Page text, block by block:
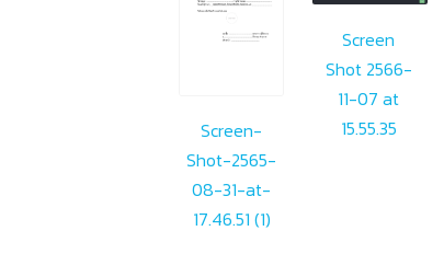
Screen-
Shot-2565-
08-31-at-
17.46.51 (1)
Screen
Shot 2566-
11-07 at
15.55.35